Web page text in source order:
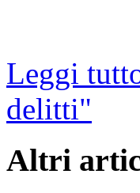
Leggi
delitti"
Altri